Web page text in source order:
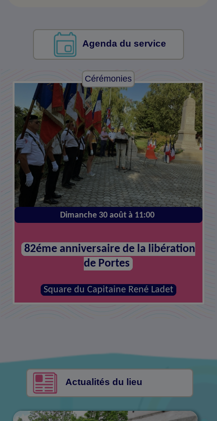
Agenda du service
Cérémonies
Dimanche 30 août à 11:00
82éme anniversaire de la libération
de Portes
Square du Capitaine René Ladet
Cérémonies
Mercredi 11 novembre à 11:00
Armistice de 1918
Actualités du lieu